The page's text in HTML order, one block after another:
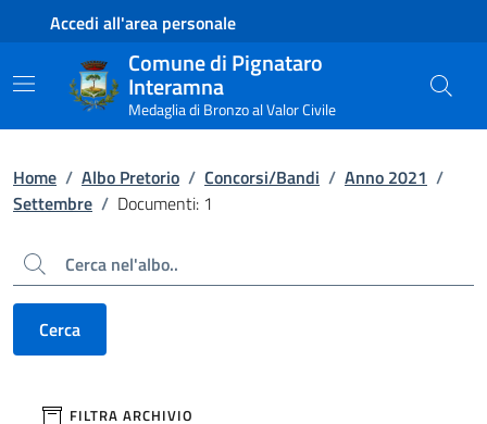
Contenuto principale
Piede di paginaAccedi all'area personale
Comune di Pignataro
Interamna
Medaglia di Bronzo al Valor Civile
Home / Albo Pretorio / Concorsi/Bandi / Anno 2021 /
Settembre / Documenti: 1
Cerca
Cerca
filtri da applicare
FILTRA ARCHIVIO